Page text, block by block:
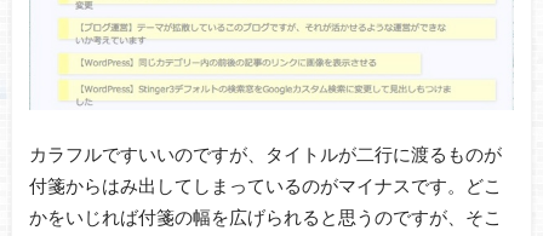
カラフルですいいのですが、タイトルが二行に渡るものが
付箋からはみ出してしまっているのがマイナスです。どこ
かをいじれば付箋の幅を広げられると思うのですが、そこ